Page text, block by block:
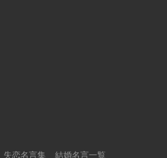
失恋名言集 結婚名言一覧